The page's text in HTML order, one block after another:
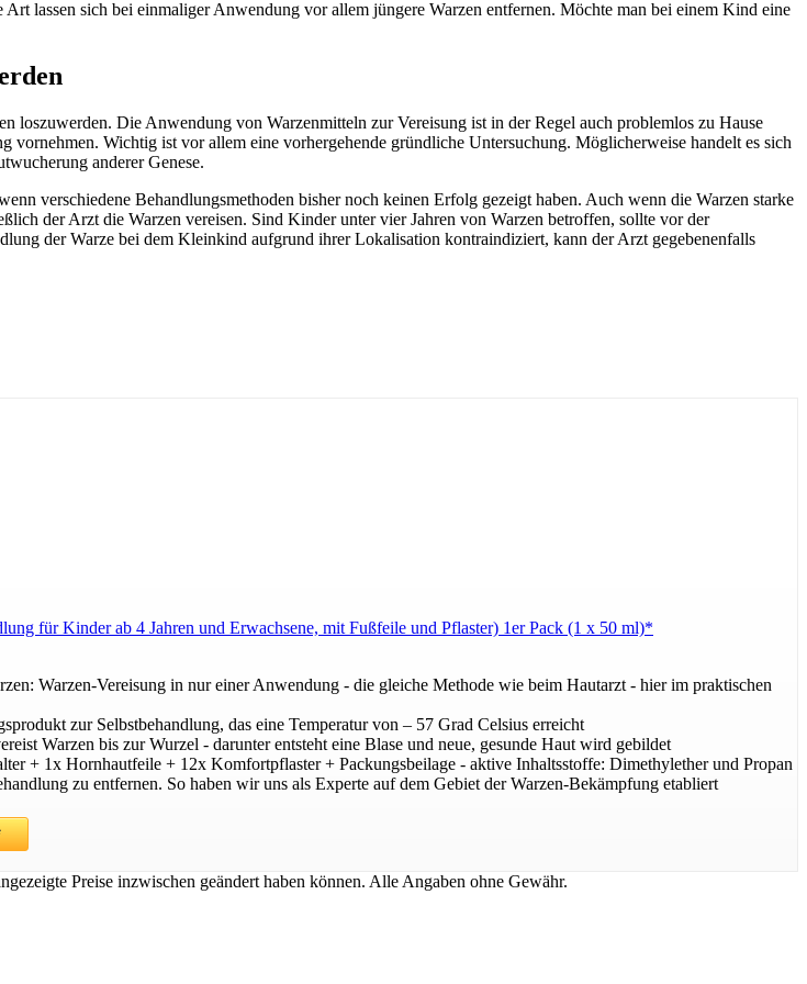
lassen sich bei einmaliger Anwendung vor allem jüngere Warzen entfernen. Möchte man bei einem Kind eine
loszuwerden. Die Anwendung von Warzenmitteln zur Vereisung ist in der Regel auch problemlos zu Hause
Wichtig ist vor allem eine vorhergehende gründliche Untersuchung. Möglicherweise handelt es sich
anderer Genese.
verschiedene Behandlungsmethoden bisher noch keinen Erfolg gezeigt haben. Auch wenn die Warzen starke
der Arzt die Warzen vereisen. Sind Kinder unter vier Jahren von Warzen betroffen, sollte vor der
der Warze bei dem Kleinkind aufgrund ihrer Lokalisation kontraindiziert, kann der Arzt gegebenenfalls
für Kinder ab 4 Jahren und Erwachsene, mit Fußfeile und Pflaster) 1er Pack (1 x 50 ml)*
Warzen-Vereisung in nur einer Anwendung - die gleiche Methode wie beim Hautarzt - hier im praktischen
zur Selbstbehandlung, das eine Temperatur von – 57 Grad Celsius erreicht
Warzen bis zur Wurzel - darunter entsteht eine Blase und neue, gesunde Haut wird gebildet
+ 1x Hornhautfeile + 12x Komfortpflaster + Packungsbeilage - aktive Inhaltsstoffe: Dimethylether und Propan
zu entfernen. So haben wir uns als Experte auf dem Gebiet der Warzen-Bekämpfung etabliert
Preise inzwischen geändert haben können. Alle Angaben ohne Gewähr.